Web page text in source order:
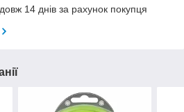
14 днів за рахунок покупця